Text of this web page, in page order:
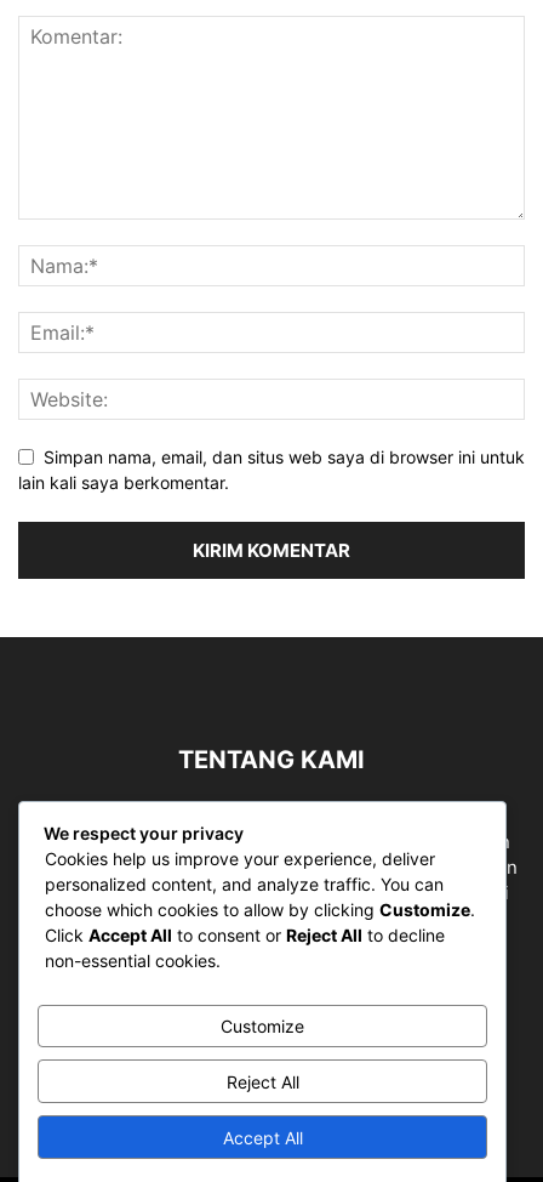
Simpan nama, email, dan situs web saya di browser ini untuk
lain kali saya berkomentar.
TENTANG KAMI
bergerak di ruang jurnalistik, sebagai entitas pemberian
ruang Publik, Media merupakan literasi mutlak diperlukan
sebagai kemampuan dasar berpikir kritis untuk hidup di
abad informasi.
Hubungi kami:
IKUTI KAMI
We respect your privacy
Cookies help us improve your experience, deliver
personalized content, and analyze traffic. You can
choose which cookies to allow by clicking Customize.
Click Accept All to consent or Reject All to decline
non-essential cookies.
Customize
Reject All
Accept All